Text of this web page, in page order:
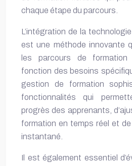
chaque étape du parcours.
L’intégration de la
est une méthode innovante
les parcours de formation
fonction des besoins
gestion de formation
fonctionnalités qui
progrès des apprenants,
formation en temps réel et
instantané.
Il est également essentiel